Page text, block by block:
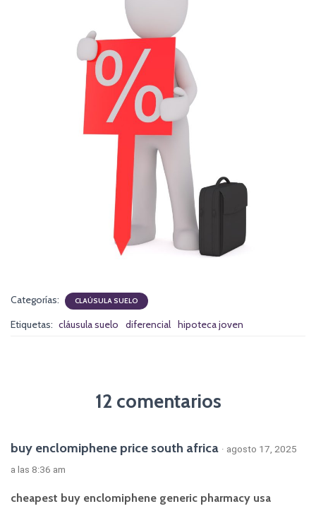
Categorías: CLAÚSULA SUELO
Etiquetas: cláusula suelo diferencial hipoteca joven
12 comentarios
buy enclomiphene price south africa · agosto 17, 2025
a las 8:36 am
cheapest buy enclomiphene generic pharmacy usa